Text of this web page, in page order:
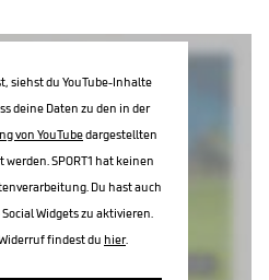
siehst du YouTube-Inhalte
deine Daten zu den in der
von YouTubedargestellten
SPORT1 hat keinen
Du hast auch
Widgets zu aktivieren.
findest du hier.